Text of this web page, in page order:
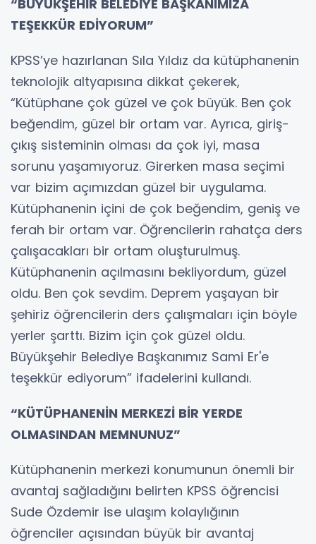
“BÜYÜKŞEHİR BELEDİYE BAŞKANIMIZA
TEŞEKKÜR EDİYORUM”
KPSS’ye hazırlanan Sıla Yıldız da kütüphanenin
teknolojik altyapısına dikkat çekerek,
“Kütüphane çok güzel ve çok büyük. Ben çok
beğendim, güzel bir ortam var. Ayrıca, giriş-
çıkış sisteminin olması da çok iyi, masa
sorunu yaşamıyoruz. Girerken masa seçimi
var bizim açımızdan güzel bir uygulama.
Kütüphanenin içini de çok beğendim, geniş ve
ferah bir ortam var. Öğrencilerin rahatça ders
çalışacakları bir ortam oluşturulmuş.
Kütüphanenin açılmasını bekliyordum, güzel
oldu. Ben çok sevdim. Deprem yaşayan bir
şehiriz öğrencilerin ders çalışmaları için böyle
yerler şarttı. Bizim için çok güzel oldu.
Büyükşehir Belediye Başkanımız Sami Er'e
teşekkür ediyorum” ifadelerini kullandı.
“KÜTÜPHANENİN MERKEZİ BİR YERDE
OLMASINDAN MEMNUNUZ”
Kütüphanenin merkezi konumunun önemli bir
avantaj sağladığını belirten KPSS öğrencisi
Sude Özdemir ise ulaşım kolaylığının
öğrenciler açısından büyük bir avantaj